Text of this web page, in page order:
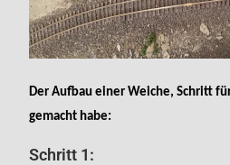
Der Aufbau einer Weiche, Schritt
gemacht habe:
Schritt 1: